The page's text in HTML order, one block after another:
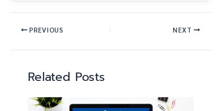
PREVIOUS NEXT
Related Posts